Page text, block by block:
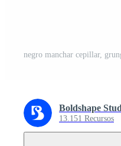
Boldshape
13.151 Recursos